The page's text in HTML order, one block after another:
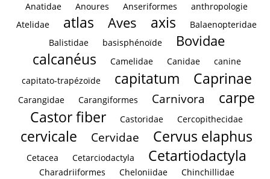
Anatidae
Anoures Anseriformes
anthropologie
Atelidae
atlas Aves axis
Balaenopteridae
Balistidae
basisphénoïde Bovidae
calcanéus Camelidae Canidae
canine
capitato-trapézoïde
capitatum Caprinae
Carangidae Carangiformes Carnivora
carpe
Castor fiber
Castoridae Cercopithecidae
cervicale Cervidae Cervus elaphus
Cetacea Cetarciodactyla Cetartiodactyla
Charadriiformes Cheloniidae
Chinchillidae